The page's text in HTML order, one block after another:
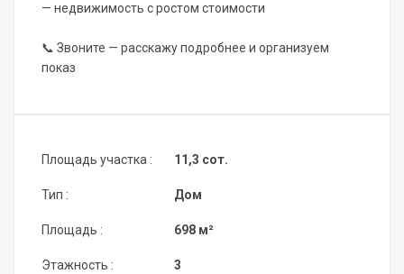
— недвижимость с ростом стоимости
📞 Звоните — расскажу подробнее и организуем
показ
Площадь участка :
Тип :
Площадь :
Этажность :
11,3 сот.
Дом
698 м²
3